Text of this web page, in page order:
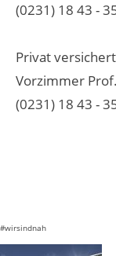
(0231) 18 43 -
Privat
Vorzimmer
(0231) 18 43 -
#wirsindnah